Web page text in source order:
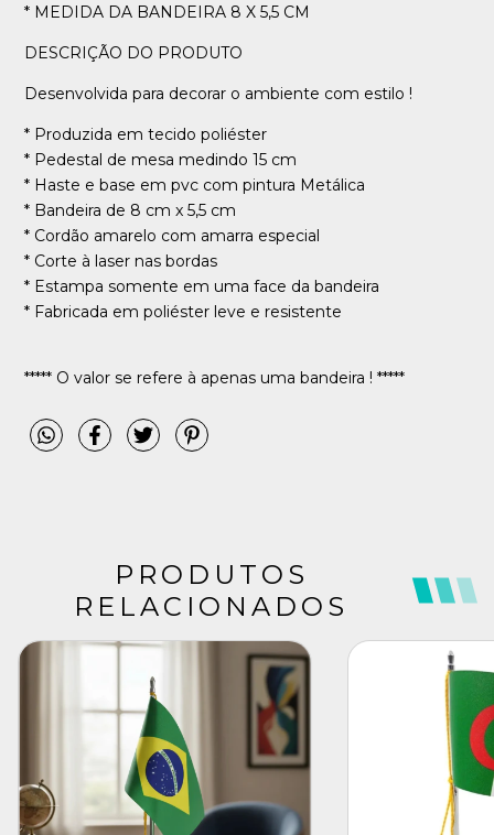
* MEDIDA DA BANDEIRA 8 X 5,5 CM
DESCRIÇÃO DO PRODUTO
Desenvolvida para decorar o ambiente com estilo !
* Produzida em tecido poliéster
* Pedestal de mesa medindo 15 cm
* Haste e base em pvc com pintura Metálica
* Bandeira de 8 cm x 5,5 cm
* Cordão amarelo com amarra especial
* Corte à laser nas bordas
* Estampa somente em uma face da bandeira
* Fabricada em poliéster leve e resistente
***** O valor se refere à apenas uma bandeira ! *****
PRODUTOS
RELACIONADOS